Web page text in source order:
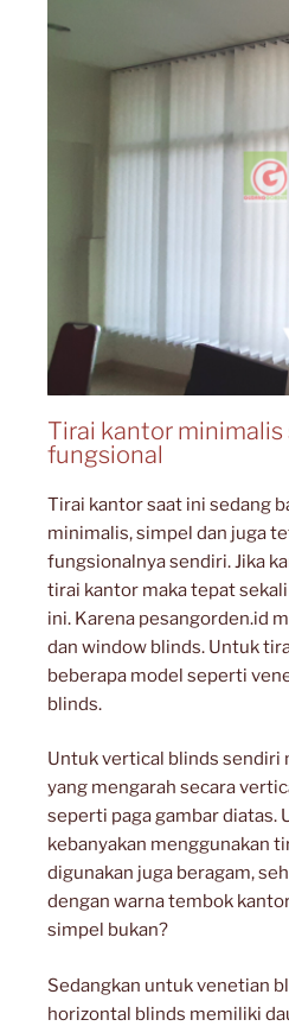
Tirai kantor minimalis
fungsional
Tirai kantor saat ini sedang
minimalis, simpel dan juga
fungsionalnya sendiri. Jika
tirai kantor maka tepat
ini. Karena pesangorden.id
dan window blinds. Untuk
beberapa model seperti
blinds.
Untuk vertical blinds sendiri
yang mengarah secara
seperti paga gambar diatas.
kebanyakan menggunakan
digunakan juga beragam,
dengan warna tembok
simpel bukan?
Sedangkan untuk venetian
horizontal blinds memiliki